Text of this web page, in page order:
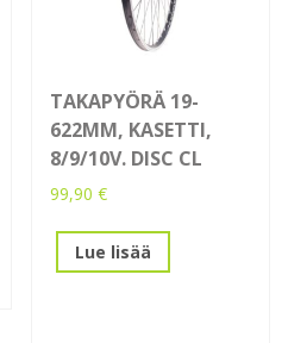
TAKAPYÖRÄ 19-
622MM, KASETTI,
8/9/10V. DISC CL
99,90€
Lue lisää